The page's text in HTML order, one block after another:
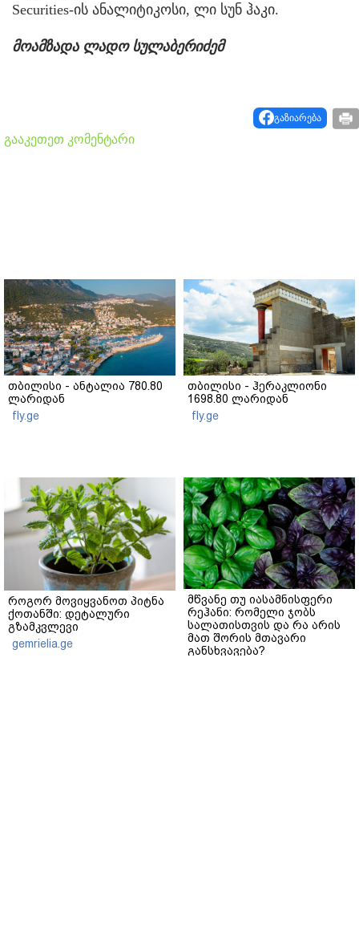
Securities-ის ანალიტიკოსი, ლი სუნ ჰაკი.
მოამზადა ლადო სულაბერიძემ
გაზიარება
გააკეთეთ კომენტარი
თბილისი - ანტალია 780.80
ლარიდან
fly.ge
თბილისი - ჰერაკლიონი
1698.80 ლარიდან
fly.ge
როგორ მოვიყვანოთ პიტნა
ქოთანში: დეტალური
გზამკვლევი
gemrielia.ge
მწვანე თუ იასამნისფერი
რეჰანი: რომელი ჯობს
სალათისთვის და რა არის
მათ შორის მთავარი
განსხვავება?